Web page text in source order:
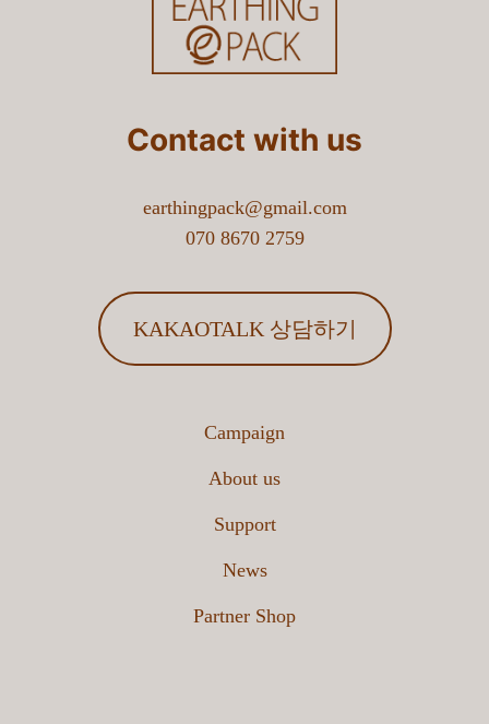
Contact with us
earthingpack@gmail.com
070 8670 2759
KAKAOTALK 상담하기
Campaign
About us
Support
News
Partner Shop